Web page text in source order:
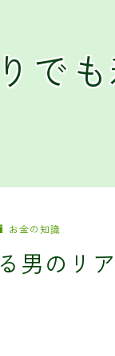
で
お金の知識
男のリ